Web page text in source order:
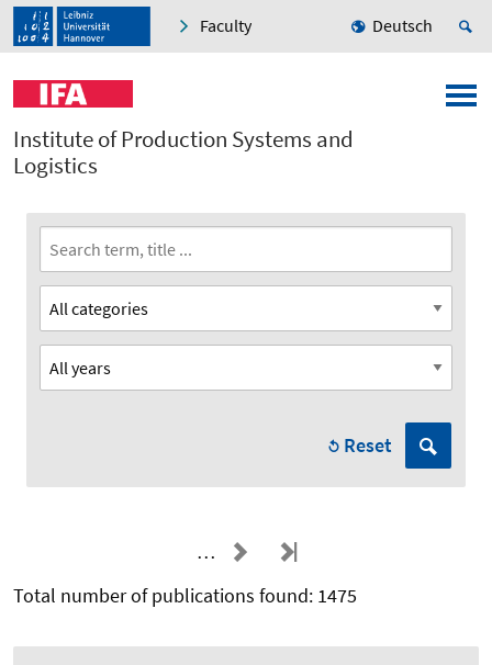
Faculty Deutsch
Institute of Production Systems and
Logistics
Reset
…
Total number of publications found: 1475